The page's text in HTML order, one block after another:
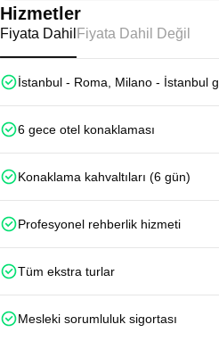
Hizmetler
Fiyata Dahil Fiyata Dahil Değil
İstanbul - Roma, Milano - İstanbul
6 gece otel konaklaması
Konaklama kahvaltıları (6 gün)
Profesyonel rehberlik hizmeti
Tüm ekstra turlar
Mesleki sorumluluk sigortası